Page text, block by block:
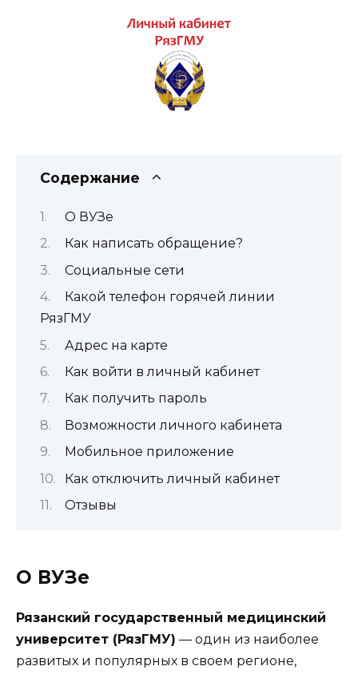
Содержание
О ВУЗе
Как написать обращение?
Социальные сети
Какой телефон горячей линии
РязГМУ
Адрес на карте
Как войти в личный кабинет
Как получить пароль
Возможности личного кабинета
Мобильное приложение
Как отключить личный кабинет
Отзывы
О ВУЗе
Рязанский государственный медицинский
университет (РязГМУ) — один из наиболее
развитых и популярных в своем регионе,